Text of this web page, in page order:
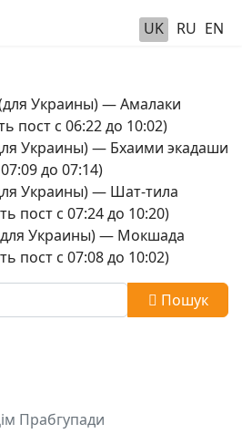
UK RU EN
Украины) — Амалаки
пост с 06:22 до 10:02)
Украины) — Бхаими экадаши
до 07:14)
Украины) — Шат-тила
пост с 07:24 до 10:20)
Украины) — Мокшада
пост с 07:08 до 10:02)
Пошук
Прабгупади